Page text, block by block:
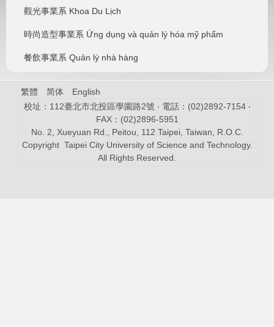
觀光事業系 Khoa Du Lịch
時尚造型事業系 Ứng dụng và quản lý hóa mỹ phẩm
餐飲事業系 Quản lý nhà hàng
繁體 简体
English
校址：112臺北市北投區學園路2號 ‧ 電話：(02)2892-7154 ‧
FAX：(02)2896-5951
No. 2, Xueyuan Rd., Peitou, 112 Taipei, Taiwan, R.O.C.
Copyright Taipei City University of Science and Technology.
All Rights Reserved.